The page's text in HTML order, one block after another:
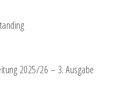
2025/26 – 3. Ausgabe